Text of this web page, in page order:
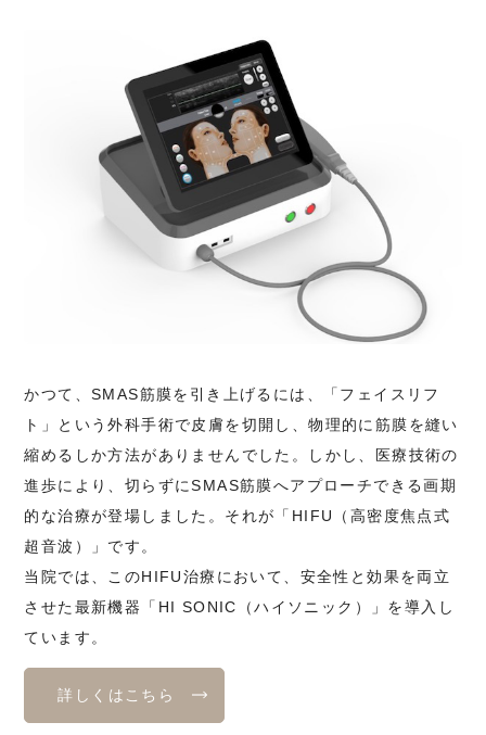
かつて、SMAS筋膜を引き上げるには、「フェイスリフ
ト」という外科手術で皮膚を切開し、物理的に筋膜を縫い
縮めるしか方法がありませんでした。しかし、医療技術の
進歩により、切らずにSMAS筋膜へアプローチできる画期
的な治療が登場しました。それが「HIFU（高密度焦点式
超音波）」です。
当院では、このHIFU治療において、安全性と効果を両立
させた最新機器「HI SONIC（ハイソニック）」を導入し
ています。
詳しくはこちら